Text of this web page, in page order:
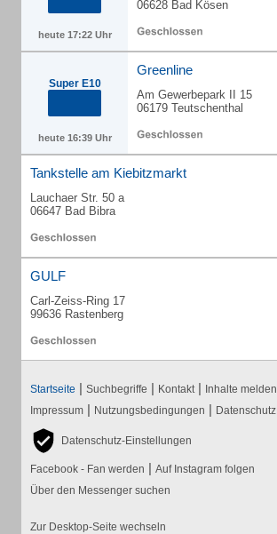
heute 17:22 Uhr
06628 Bad Kösen
Super E10
heute 16:39 Uhr
Greenline
Am Gewerbepark II 15
06179 Teutschenthal
Tankstelle am Kiebitzmarkt
Lauchaer Str. 50 a
06647 Bad Bibra
GULF
Carl-Zeiss-Ring 17
99636 Rastenberg
Startseite | Suchbegriffe | Kontakt | Inhalte melden
Impressum | Nutzungsbedingungen | Datenschutz
Datenschutz-Einstellungen
Facebook - Fan werden | Auf Instagram folgen
Über den Messenger suchen
Zur Desktop-Seite wechseln